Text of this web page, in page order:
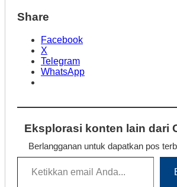
Share
Facebook
X
Telegram
WhatsApp
Eksplorasi konten lain dari
Berlangganan untuk dapatkan pos
Ketikkan email Anda...